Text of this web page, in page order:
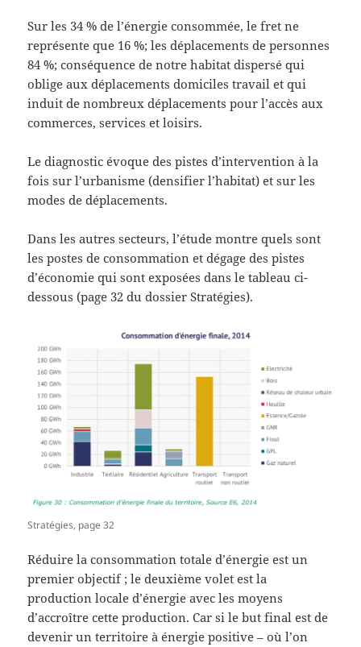
Sur les 34 % de l’énergie consommée, le fret ne
représente que 16 %; les déplacements de personnes
84 %; conséquence de notre habitat dispersé qui
oblige aux déplacements domiciles travail et qui
induit de nombreux déplacements pour l’accès aux
commerces, services et loisirs.
Le diagnostic évoque des pistes d’intervention à la
fois sur l’urbanisme (densifier l’habitat) et sur les
modes de déplacements.
Dans les autres secteurs, l’étude montre quels sont
les postes de consommation et dégage des pistes
d’économie qui sont exposées dans le tableau ci-
dessous (page 32 du dossier Stratégies).
Stratégies, page 32
Réduire la consommation totale d’énergie est un
premier objectif ; le deuxième volet est la
production locale d’énergie avec les moyens
d’accroître cette production. Car si le but final est de
devenir un territoire à énergie positive – où l’on